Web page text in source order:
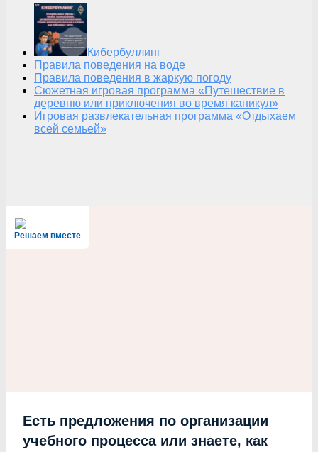
Кибербуллинг
Правила поведения на воде
Правила поведения в жаркую погоду
Сюжетная игровая программа «Путешествие в
деревню или приключения во время каникул»
Игровая развлекательная программа «Отдыхаем
всей семьей»
Решаем вместе
Есть предложения по организации
учебного процесса или знаете, как